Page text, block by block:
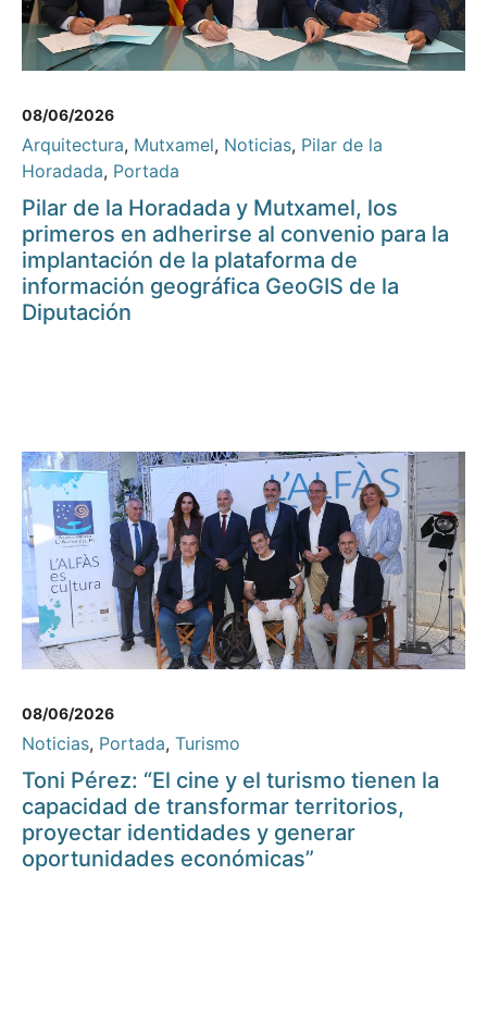
08/06/2026
Arquitectura, Mutxamel, Noticias, Pilar de la
Horadada, Portada
Pilar de la Horadada y Mutxamel, los
primeros en adherirse al convenio para la
implantación de la plataforma de
información geográfica GeoGIS de la
Diputación
08/06/2026
Noticias, Portada, Turismo
Toni Pérez: “El cine y el turismo tienen la
capacidad de transformar territorios,
proyectar identidades y generar
oportunidades económicas”